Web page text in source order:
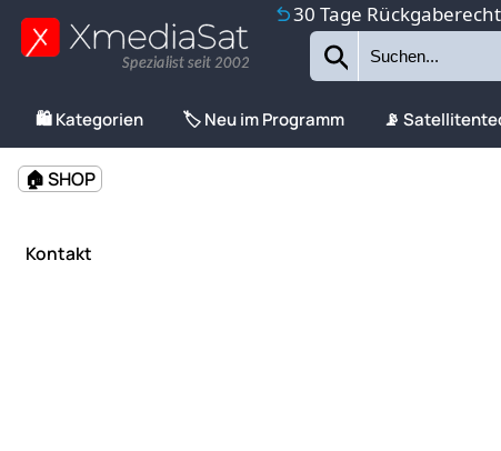
30 Tage Rückgaberecht
Spezialist seit 2002
🛍️ Kategorien 🏷️ Neu im Programm 📡
🏠 SHOP
Kontakt